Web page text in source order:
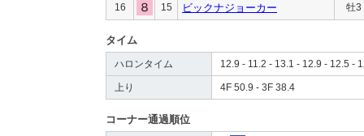
16 15 ビックナジョーカー 牡3
タイム
ハロンタイム 12.9 - 11.2 - 13.1 - 12.9 - 12.5 -
上り 4F 50.9 - 3F 38.4
コーナー通過順位